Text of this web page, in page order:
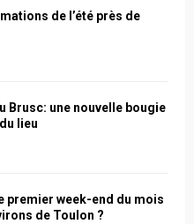
de l’été près de
Brusc: une nouvelle bougie
lieu
premier week-end du mois
de Toulon ?